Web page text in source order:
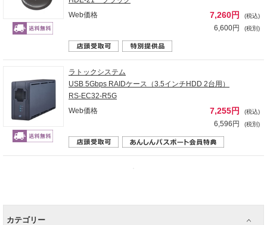
Web価格
7,260円 (税込)
6,600円 (税別)
ラトックシステム
USB 5Gbps RAIDケース（3.5インチHDD 2台用）
RS-EC32-R5G
Web価格
7,255円 (税込)
6,596円 (税別)
カテゴリー